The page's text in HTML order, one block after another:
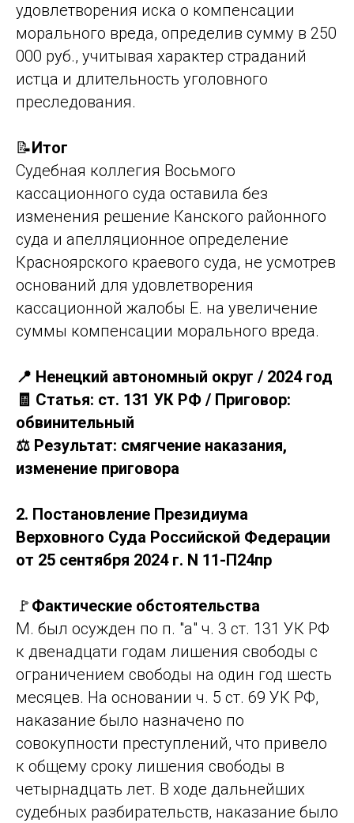
удовлетворения иска о компенсации
морального вреда, определив сумму в 250
000 руб., учитывая характер страданий
истца и длительность уголовного
преследования.
📝Итог
Судебная коллегия Восьмого
кассационного суда оставила без
изменения решение Канского районного
суда и апелляционное определение
Красноярского краевого суда, не усмотрев
оснований для удовлетворения
кассационной жалобы Е. на увеличение
суммы компенсации морального вреда.
📍 Ненецкий автономный округ / 2024 год
🧾 Статья: ст. 131 УК РФ / Приговор:
обвинительный
⚖️ Результат: смягчение наказания,
изменение приговора
2. Постановление Президиума
Верховного Суда Российской Федерации
от 25 сентября 2024 г. N 11-П24пр
🚩Фактические обстоятельства
М. был осужден по п. "а" ч. 3 ст. 131 УК РФ
к двенадцати годам лишения свободы с
ограничением свободы на один год шесть
месяцев. На основании ч. 5 ст. 69 УК РФ,
наказание было назначено по
совокупности преступлений, что привело
к общему сроку лишения свободы в
четырнадцать лет. В ходе дальнейших
судебных разбирательств, наказание было